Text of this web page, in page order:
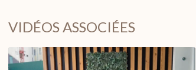
VIDÉOS ASSOCIÉES